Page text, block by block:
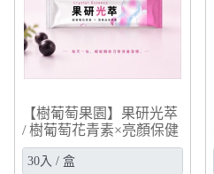
【樹葡萄果園】果研光萃
/ 樹葡萄花青素×亮顏保健
品